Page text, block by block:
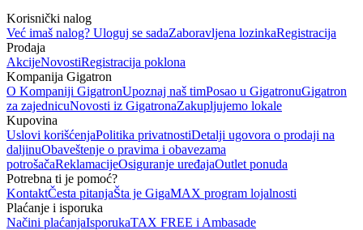
Korisnički nalog
Već imaš nalog? Uloguj se sadaZaboravljena lozinkaRegistracija
Prodaja
AkcijeNovostiRegistracija poklona
Kompanija Gigatron
O Kompaniji GigatronUpoznaj naš timPosao u GigatronuGigatron
za zajednicuNovosti iz GigatronaZakupljujemo lokale
Kupovina
Uslovi korišćenjaPolitika privatnostiDetalji ugovora o prodaji na
daljinuObaveštenje o pravima i obavezama
potrošačaReklamacijeOsiguranje uređajaOutlet ponuda
Potrebna ti je pomoć?
KontaktČesta pitanjaŠta je GigaMAX program lojalnosti
Plaćanje i isporuka
Načini plaćanjaIsporukaTAX FREE i Ambasade